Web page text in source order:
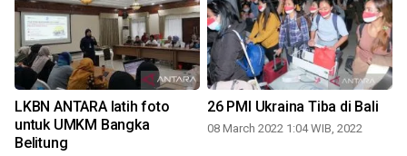
LKBN ANTARA latih foto
untuk UMKM Bangka
Belitung
26 PMI Ukraina Tiba di Bali
08 March 2022 1:04 WIB, 2022